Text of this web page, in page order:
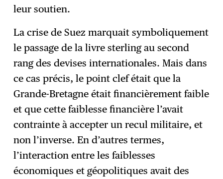
leur soutien.
La crise de Suez marquait symboliquement
le passage de la livre sterling au second
rang des devises internationales. Mais dans
ce cas précis, le point clef était que la
Grande-Bretagne était financièrement faible
et que cette faiblesse financière l’avait
contrainte à accepter un recul militaire, et
non l’inverse. En d’autres termes,
l’interaction entre les faiblesses
économiques et géopolitiques avait des